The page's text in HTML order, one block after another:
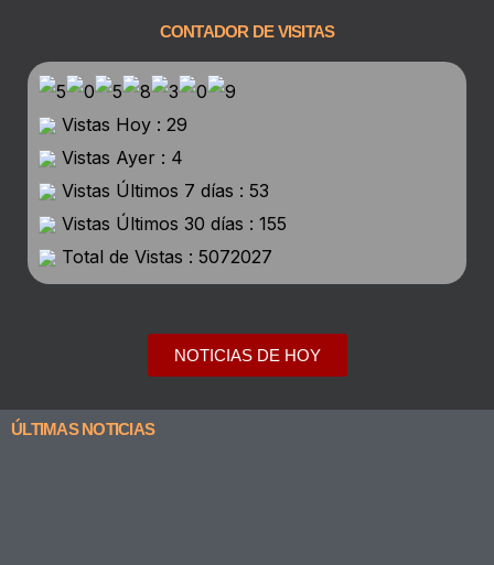
CONTADOR DE VISITAS
Vistas Hoy : 29
Vistas Ayer : 4
Vistas Últimos 7 días : 53
Vistas Últimos 30 días : 155
Total de Vistas : 5072027
NOTICIAS DE HOY
ÚLTIMAS NOTICIAS